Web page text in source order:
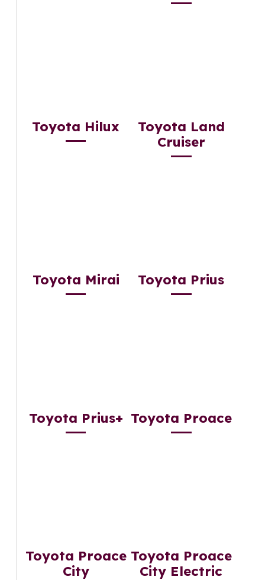
Toyota Hilux
Toyota Land
Cruiser
Toyota Mirai Toyota Prius
Toyota Prius+ Toyota Proace
Toyota Proace
City
Toyota Proace
City Electric